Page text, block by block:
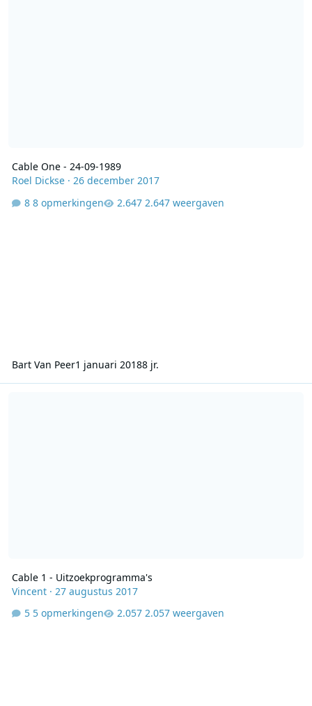
Cable One - 24-09-1989
Roel Dickse· 26 december 2017
8 opmerkingen
2.647 weergaven
Bart Van Peer1 januari 20188 jr.
Cable 1 - Uitzoekprogramma's
Vincent· 27 augustus 2017
5 opmerkingen
2.057 weergaven